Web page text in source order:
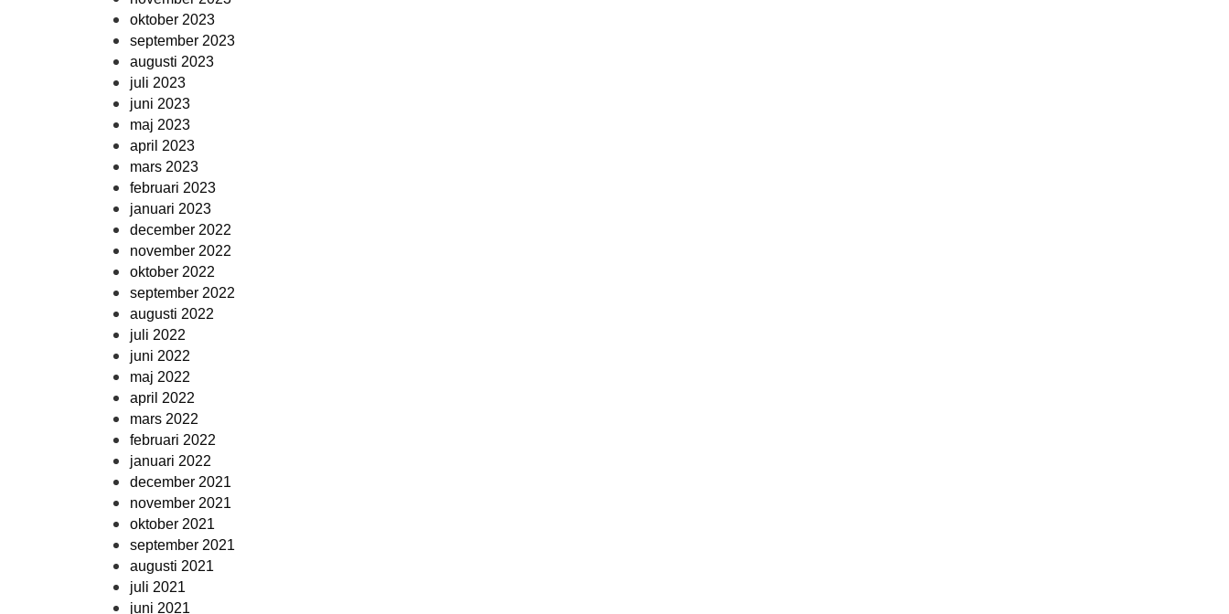
oktober 2023
september 2023
augusti 2023
juli 2023
juni 2023
maj 2023
april 2023
mars 2023
februari 2023
januari 2023
december 2022
november 2022
oktober 2022
september 2022
augusti 2022
juli 2022
juni 2022
maj 2022
april 2022
mars 2022
februari 2022
januari 2022
december 2021
november 2021
oktober 2021
september 2021
augusti 2021
juli 2021
juni 2021